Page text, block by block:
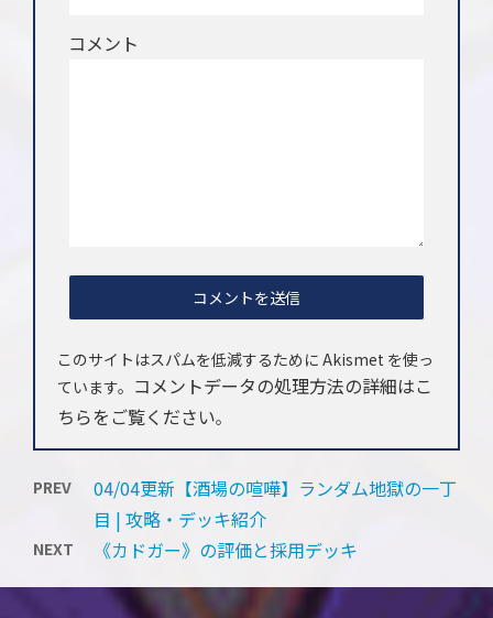
コメント
このサイトはスパムを低減するために Akismet を使っ
ています。 コメントデータの処理方法の詳細はこ
ちらをご覧ください。
PREV
04/04更新【酒場の喧嘩】ランダム地獄の一丁
目 | 攻略・デッキ紹介
NEXT 《カドガー》の評価と採用デッキ